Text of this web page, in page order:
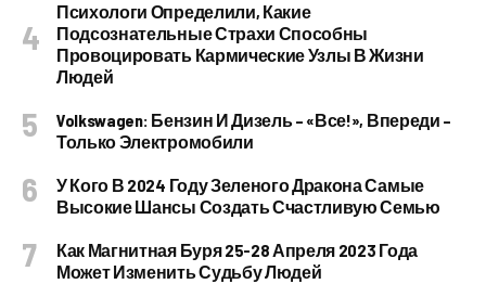
Психологи Определили, Какие
Подсознательные Страхи Способны
Провоцировать Кармические Узлы В Жизни
Людей
Volkswagen: Бензин И Дизель – «все!», Впереди –
Только Электромобили
У Кого В 2024 Году Зеленого Дракона Самые
Высокие Шансы Создать Счастливую Семью
Как Магнитная Буря 25-28 Апреля 2023 Года
Может Изменить Судьбу Людей